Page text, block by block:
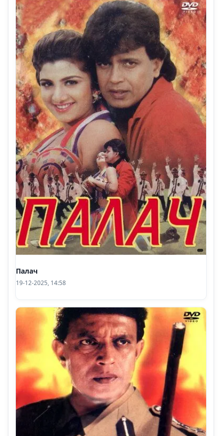
Палач
19-12-2025, 14:58